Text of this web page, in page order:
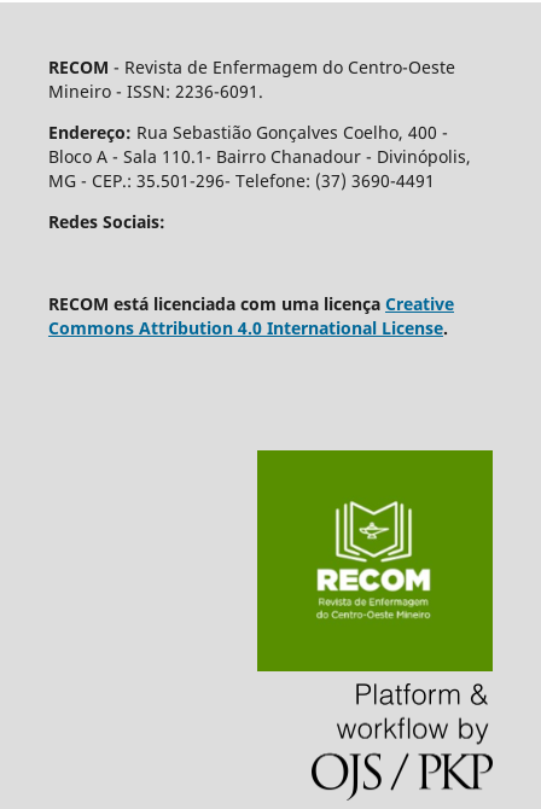
RECOM - Revista de Enfermagem do Centro-Oeste
Mineiro - ISSN: 2236-6091.
Endereço: Rua Sebastião Gonçalves Coelho, 400 -
Bloco A - Sala 110.1- Bairro Chanadour - Divinópolis,
MG - CEP.: 35.501-296- Telefone: (37) 3690-4491
Redes Sociais:
RECOM está licenciada com uma licença Creative
Commons Attribution 4.0 International License.